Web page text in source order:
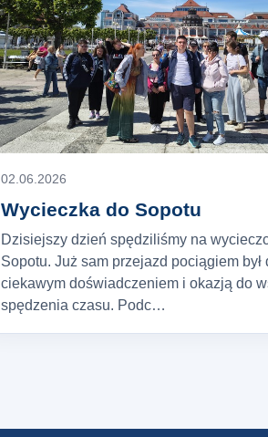
02.06.2026
Wycieczka do Sopotu
Dzisiejszy dzień spędziliśmy na
Sopotu. Już sam przejazd pociągiem był
ciekawym doświadczeniem i okazją do
spędzenia czasu. Podc…